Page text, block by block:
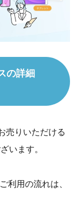
の詳細
売りいただける
います。
利用の流れは、